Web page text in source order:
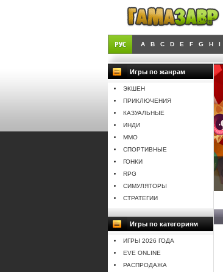
A B C D E F G H I
Игры по жанрам
ЭКШЕН
ПРИКЛЮЧЕНИЯ
КАЗУАЛЬНЫЕ
ИНДИ
MMO
СПОРТИВНЫЕ
ГОНКИ
RPG
СИМУЛЯТОРЫ
СТРАТЕГИИ
Игры по категориям
ИГРЫ 2026 ГОДА
EVE ONLINE
РАСПРОДАЖА